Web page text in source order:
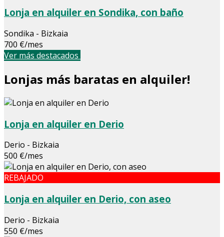
Lonja en alquiler en Sondika, con baño
Sondika - Bizkaia
700 €/mes
Ver más destacados
Lonjas más baratas en alquiler!
Lonja en alquiler en Derio
Derio - Bizkaia
500 €/mes
REBAJADO
Lonja en alquiler en Derio, con aseo
Derio - Bizkaia
550 €/mes